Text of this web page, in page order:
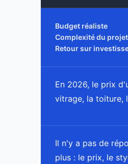
Budget réaliste
Complexité du projet
Retour sur
En 2026, le prix
vitrage, la toiture,
Il n'y a pas de
plus : le prix, le